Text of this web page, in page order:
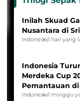
Inilah Skuad
Nusantara di
Indonesia1 hari yang
Indonesia
Merdeka Cup
Pemantauan di
League
Indonesia1 minggu